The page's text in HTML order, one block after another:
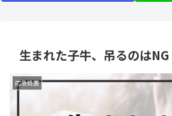
生まれた子牛、吊るのはNG
応急処置